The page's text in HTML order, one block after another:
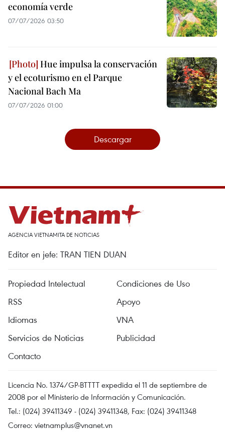
economía verde
07/07/2026 03:50
Hue impulsa la conservación
y el ecoturismo en el Parque
Nacional Bach Ma
07/07/2026 01:00
Descargar
AGENCIA VIETNAMITA DE NOTICIAS
Editor en jefe: TRAN TIEN DUAN
Propiedad Intelectual
Condiciones de Uso
RSS
Apoyo
Idiomas
VNA
Servicios de Noticias
Publicidad
Contacto
Licencia No. 1374/GP-BTTTT expedida el 11 de septiembre de
2008 por el Ministerio de Información y Comunicación.
Tel.: (024) 39411349 - (024) 39411348, Fax: (024) 39411348
Correo: vietnamplus@vnanet.vn